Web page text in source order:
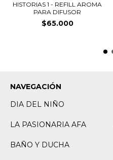
HISTORIAS 1 - REFILL AROMA
PARA DIFUSOR
$65.000
NAVEGACIÓN
DIA DEL NIÑO
LA PASIONARIA AFA
BAÑO Y DUCHA